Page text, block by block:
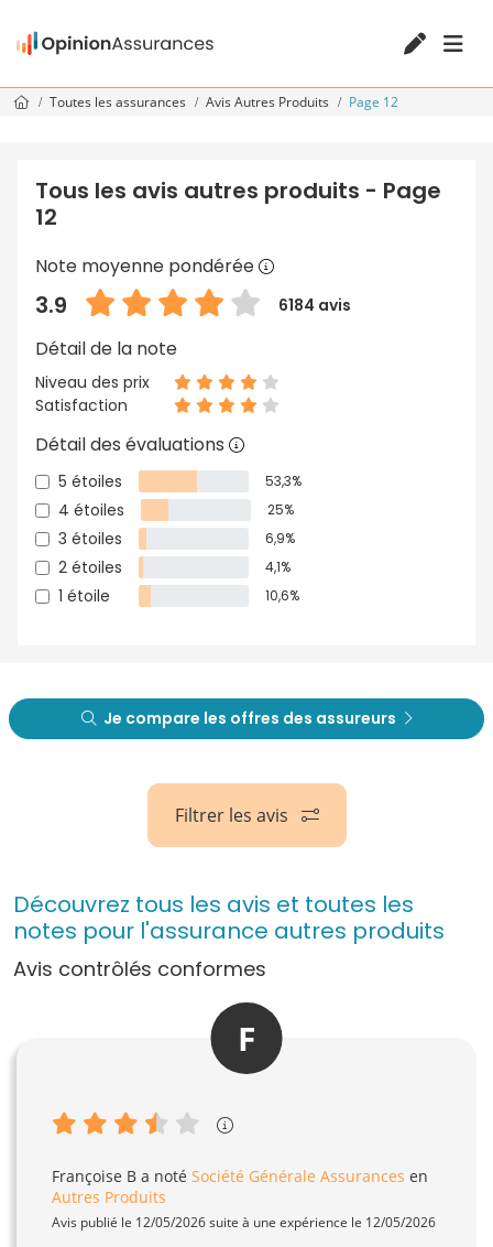
Toutes les assurances Avis Autres Produits Page 12
Tous les avis autres produits - Page
12
Note moyenne pondérée
3.9 6184 avis
Détail de la note
Niveau des prix
Satisfaction
Détail des évaluations
5 étoiles 53,3%
4 étoiles 25%
3 étoiles 6,9%
2 étoiles 4,1%
1 étoile 10,6%
Je compare les offres des assureurs
Filtrer les avis
Découvrez tous les avis et toutes les
notes pour l'assurance autres produits
Avis contrôlés conformes
F
Françoise B a noté Société Générale Assurances en
Autres Produits
Avis publié le 12/05/2026 suite à une expérience le 12/05/2026